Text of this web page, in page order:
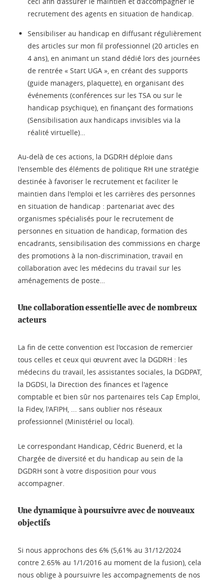
recrutement des agents en situation de handicap.
Sensibiliser au handicap en diffusant régulièrement
des articles sur mon fil professionnel (20 articles en
4 ans), en animant un stand dédié lors des journées
de rentrée « Start UGA », en créant des supports
(guide managers, plaquette), en organisant des
événements (conférences sur les TSA ou sur le
handicap psychique), en finançant des formations
(Sensibilisation aux handicaps invisibles via la
réalité virtuelle)…
Au-delà de ces actions, la DGDRH déploie dans
l'ensemble des éléments de politique RH une stratégie
destinée à favoriser le recrutement et faciliter le
maintien dans l'emploi et les carrières des personnes
en situation de handicap : partenariat avec des
organismes spécialisés pour le recrutement de
personnes en situation de handicap, formation des
encadrants, sensibilisation des commissions en charge
des promotions à la non-discrimination, travail en
collaboration avec les médecins du travail sur les
aménagements de poste…
Une collaboration essentielle avec de nombreux
acteurs
La fin de cette convention est l'occasion de remercier
tous celles et ceux qui œuvrent avec la DGDRH : les
médecins du travail, les assistantes sociales, la DGDPAT,
la DGDSI, la Direction des finances et l'agence
comptable et bien sûr nos partenaires tels Cap Emploi,
la Fidev, l'AFIPH, ... sans oublier nos réseaux
professionnel (Ministériel ou local).
Le correspondant Handicap, Cédric Buenerd, et la
Chargée de diversité et du handicap au sein de la
DGDRH sont à votre disposition pour vous
accompagner.
Une dynamique à poursuivre avec de nouveaux
objectifs
Si nous approchons des 6% (5,61% au 31/12/2024
contre 2.65% au 1/1/2016 au moment de la fusion), cela
nous oblige à poursuivre les accompagnements de nos